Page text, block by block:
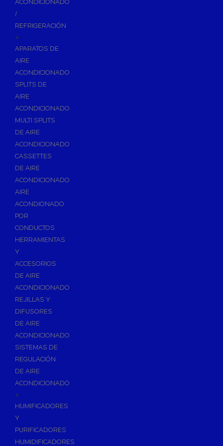
Asientos y Tapas de WC
Lavabos
Urinarios
Bidés
Vertederos Baño
Sanitarios Suspendidos
Placas de Accionamiento para Cisternas
Cisternas Empotradas
Seguridad en el Baño
Wellness
Calefacción y A.C.S
Accesorios de Calefacción
Vasos de Expansión
Termometros
Otros accesorios de calefacción
Accesorios de Radiadores
Tapones, purgadores y accesorios para radiador
Soportes para Radiadores
Acumuladores e Interacumuladores
Bombas Circuladoras / Grupos de Bombeo
Bombas de Calefacción
Bombas Simples para ACS
Calderas
Grupos Térmicos de Gasóleo
ACONDICIONADO
/
REFRIGERACIÓN
+
APARATOS DE
AIRE
ACONDICIONADO
SPLITS DE
AIRE
ACONDICIONADO
MULTI SPLITS
DE AIRE
ACONDICIONADO
CASSETTES
DE AIRE
ACONDICIONADO
AIRE
ACONDIONADO
POR
CONDUCTOS
HERRAMIENTAS
Y
ACCESORIOS
DE AIRE
ACONDICIONADO
REJILLAS Y
DIFUSORES
DE AIRE
ACONDICIONADO
SISTEMAS DE
REGULACIÓN
DE AIRE
ACONDICIONADO
+
HUMIFICADORES
Y
PURIFICADORES
HUMIDIFICADORES